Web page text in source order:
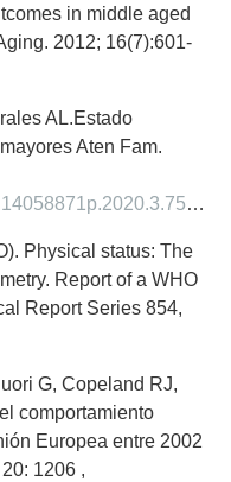
in middle aged
2012; 16(7):601-
AL.Estado
Aten Fam.
Physical status: The
Report of a WHO
Report Series 854,
G, Copeland RJ,
comportamiento
Europea entre 2002
1206 ,